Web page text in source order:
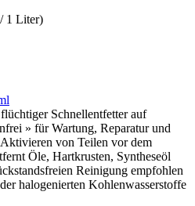
1 Liter)
Schnellentfetter auf
» für Wartung, Reparatur und
von Teilen vor dem
Öle, Hartkrusten, Syntheseöl
Reinigung empfohlen
halogenierten Kohlenwasserstoffe